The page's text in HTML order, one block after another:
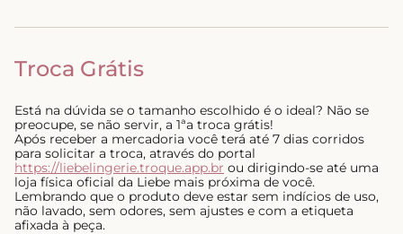
Troca Grátis
Está na dúvida se o tamanho escolhido é o ideal? Não se
preocupe, se não servir, a 1ªa troca grátis!
Após receber a mercadoria você terá até 7 dias corridos
para solicitar a troca, através do portal
https://liebelingerie.troque.app.br ou dirigindo-se até uma
loja física oficial da Liebe mais próxima de você.
Lembrando que o produto deve estar sem indícios de uso,
não lavado, sem odores, sem ajustes e com a etiqueta
afixada à peça.